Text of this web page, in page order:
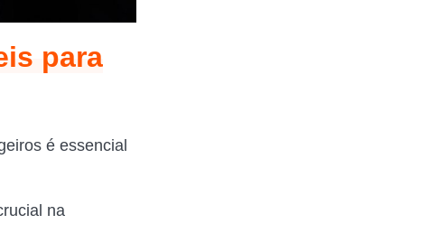
para
é essencial
na